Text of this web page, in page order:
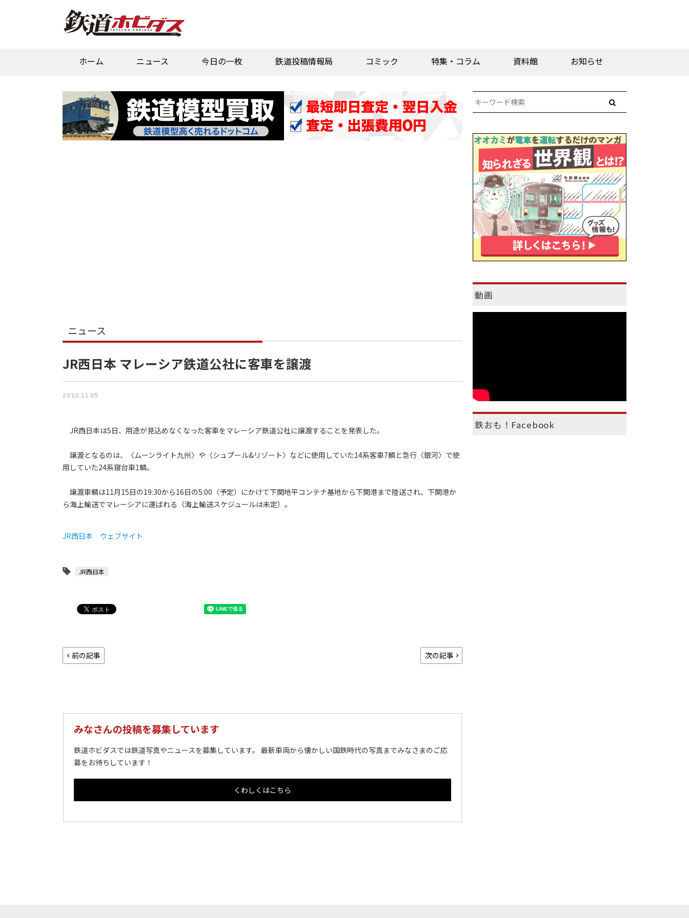
ホーム ニュース 今日の一枚 鉄道投稿情報局 コミック 特集・コラム 資料館 お知らせ
ニュース
JR西日本 マレーシア鉄道公社に客車を譲渡
2010.11.05
JR西日本は5日、用途が見込めなくなった客車をマレーシア鉄道公社に譲渡することを発表した。
譲渡となるのは、〈ムーンライト九州〉や〈シュプール&リゾート〉などに使用していた14系客車7輌と急行〈銀河〉で使
用していた24系寝台車1輌。
譲渡車輌は11月15日の19:30から16日の5:00（予定）にかけて下関地平コンテナ基地から下関港まで陸送され、下関港か
ら海上輸送でマレーシアに運ばれる（海上輸送スケジュールは未定）。
JR西日本 ウェブサイト
JR西日本
前の記事 次の記事
みなさんの投稿を募集しています
鉄道ホビダスでは鉄道写真やニュースを募集しています。 最新車両から懐かしい国鉄時代の写真までみなさまのご応
募をお待ちしています！
くわしくはこちら
動画
鉄おも！Facebook